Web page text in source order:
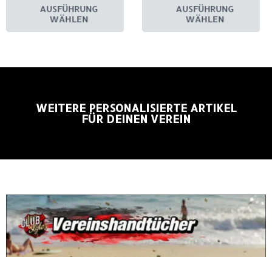
AUSFÜHRUNG
WÄHLEN
AUSFÜHRUNG
WÄHLEN
WEITERE PERSONALISIERTE ARTIKEL
FÜR DEINEN VEREIN